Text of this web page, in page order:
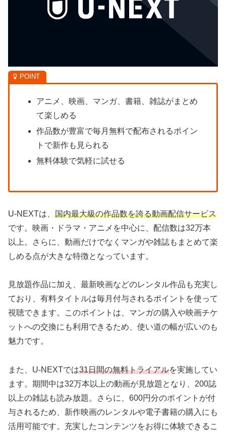
アニメ、映画、マンガ、書籍、雑誌がまとめ
て楽しめる
作品数が豊富で毎月無料で配布されるポイン
トで新作も見られる
無料体験で気軽に試せる
U-NEXTは、 国内最大級の作品数を誇る動画配信サービス
です。映画・ドラマ・アニメを中心に、配信数は32万本
以上。さらに、動画だけでなくマンガや雑誌もまとめて楽
しめる点が大きな特徴となっています。
見放題作品に加え、最新映画などのレンタル作品も充実し
ており、有料タイトルは毎月付与されるポイントを使って
視聴できます。このポイントは、マンガの購入や映画チケ
ットへの交換にも利用できるため、使い道の幅が広いのも
魅力です。
また、U-NEXTでは31日間の無料トライアルを実施してい
ます。期間中は32万本以上の動画が見放題となり、200誌
以上の雑誌も読み放題。さらに、600円分のポイントが付
与されるため、新作映画のレンタルや電子書籍の購入にも
活用可能です。充実したコンテンツをお得に体験できるこ